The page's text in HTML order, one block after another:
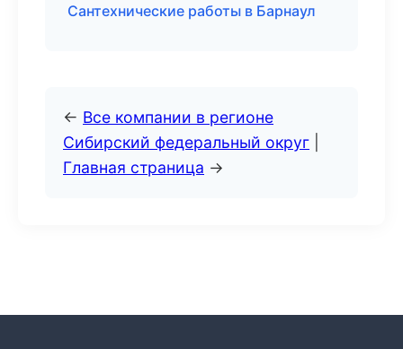
Сантехнические работы в Барнаул
← Все компании в регионе
Сибирский федеральный округ
Главная страница →